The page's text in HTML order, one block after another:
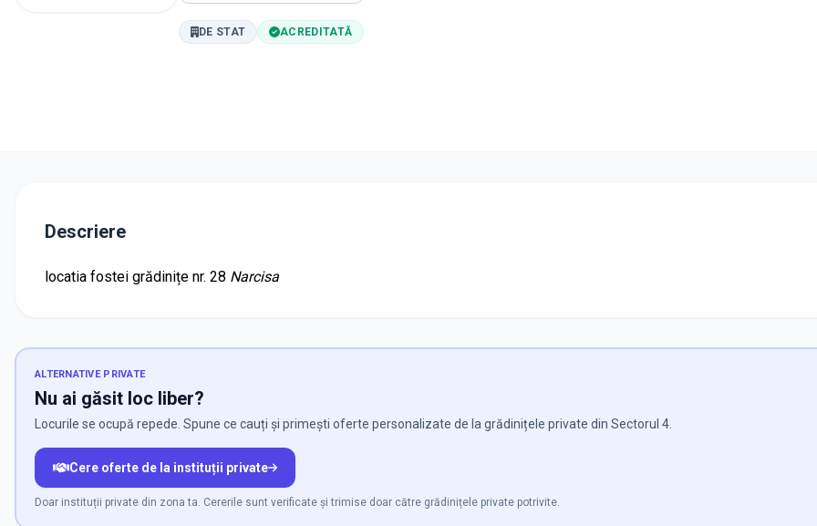
DE STAT ACREDITATĂ
Descriere
locatia fostei grădinițe nr. 28 Narcisa
ALTERNATIVE PRIVATE
Nu ai găsit loc liber?
Locurile se ocupă repede. Spune ce cauți și primești oferte personalizate de la grădinițele private din Sectorul 4.
Cere oferte de la instituții private
Doar instituții private din zona ta. Cererile sunt verificate și trimise doar către grădinițele private potrivite.